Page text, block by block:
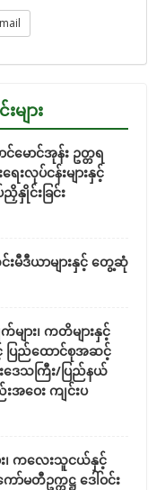
ျား
မောင်အုန်း ဥတ္တရ
းလုပ်ငန်းများနှင့်
နှိုင်းခြင်း
မီဒီယာများနှင့် တွေ့ဆုံ
ား၊ ကတိများနှင့်
ပြည်ထောင်စုအဆင့်
းဒေသကြီး/ပြည်နယ်
ဝေး ကျင်းပ
၊ ကလေးသူငယ်နှင့်
တီဥက္ကဋ္ဌ ဒေါ်ဝင်း